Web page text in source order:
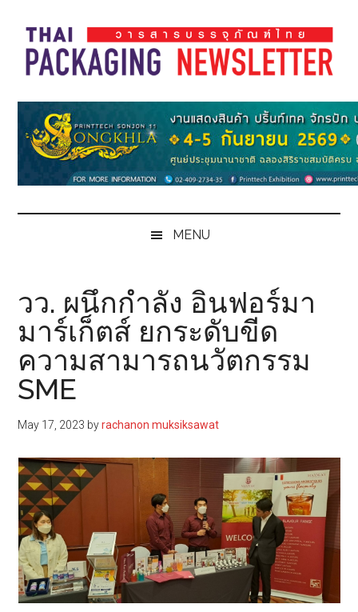
main
content
secondary
menu
primary
sidebar
footer
Thai
Pack
Magazine
Pack
Magazine
MENU
วว. ผนึกกำลัง อินฟอร์มา
มาร์เก็ตส์ ยกระดับขีด
ความสามารถนวัตกรรม
SME
May 17, 2023 byrachanon muksiksawat